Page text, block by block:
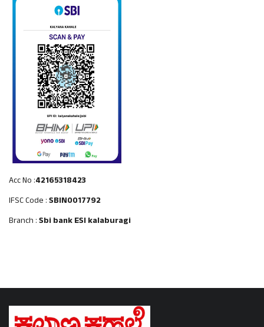
Acc No :42165318423
IFSC Code :SBIN0017792
Branch :Sbi bank ESI kalaburagi